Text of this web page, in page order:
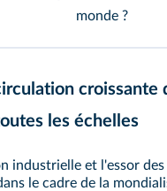
monde ?
croissante
les échelles
industrielle et l'essor des
le cadre de la